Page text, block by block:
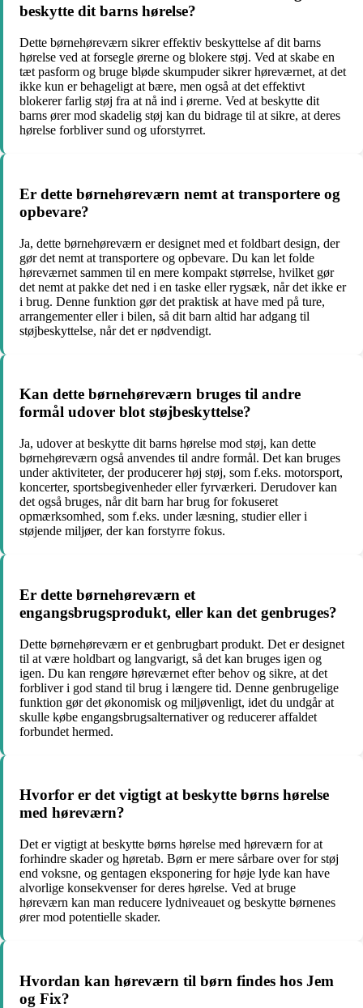
beskytte dit barns hørelse?
Dette børnehøreværn sikrer effektiv beskyttelse af dit barns
hørelse ved at forsegle ørerne og blokere støj. Ved at skabe en
tæt pasform og bruge bløde skumpuder sikrer høreværnet, at det
ikke kun er behageligt at bære, men også at det effektivt
blokerer farlig støj fra at nå ind i ørerne. Ved at beskytte dit
barns ører mod skadelig støj kan du bidrage til at sikre, at deres
hørelse forbliver sund og uforstyrret.
Er dette børnehøreværn nemt at transportere og
opbevare?
Ja, dette børnehøreværn er designet med et foldbart design, der
gør det nemt at transportere og opbevare. Du kan let folde
høreværnet sammen til en mere kompakt størrelse, hvilket gør
det nemt at pakke det ned i en taske eller rygsæk, når det ikke er
i brug. Denne funktion gør det praktisk at have med på ture,
arrangementer eller i bilen, så dit barn altid har adgang til
støjbeskyttelse, når det er nødvendigt.
Kan dette børnehøreværn bruges til andre
formål udover blot støjbeskyttelse?
Ja, udover at beskytte dit barns hørelse mod støj, kan dette
børnehøreværn også anvendes til andre formål. Det kan bruges
under aktiviteter, der producerer høj støj, som f.eks. motorsport,
koncerter, sportsbegivenheder eller fyrværkeri. Derudover kan
det også bruges, når dit barn har brug for fokuseret
opmærksomhed, som f.eks. under læsning, studier eller i
støjende miljøer, der kan forstyrre fokus.
Er dette børnehøreværn et
engangsbrugsprodukt, eller kan det genbruges?
Dette børnehøreværn er et genbrugbart produkt. Det er designet
til at være holdbart og langvarigt, så det kan bruges igen og
igen. Du kan rengøre høreværnet efter behov og sikre, at det
forbliver i god stand til brug i længere tid. Denne genbrugelige
funktion gør det økonomisk og miljøvenligt, idet du undgår at
skulle købe engangsbrugsalternativer og reducerer affaldet
forbundet hermed.
Hvorfor er det vigtigt at beskytte børns hørelse
med høreværn?
Det er vigtigt at beskytte børns hørelse med høreværn for at
forhindre skader og høretab. Børn er mere sårbare over for støj
end voksne, og gentagen eksponering for høje lyde kan have
alvorlige konsekvenser for deres hørelse. Ved at bruge
høreværn kan man reducere lydniveauet og beskytte børnenes
ører mod potentielle skader.
Hvordan kan høreværn til børn findes hos Jem
og Fix?